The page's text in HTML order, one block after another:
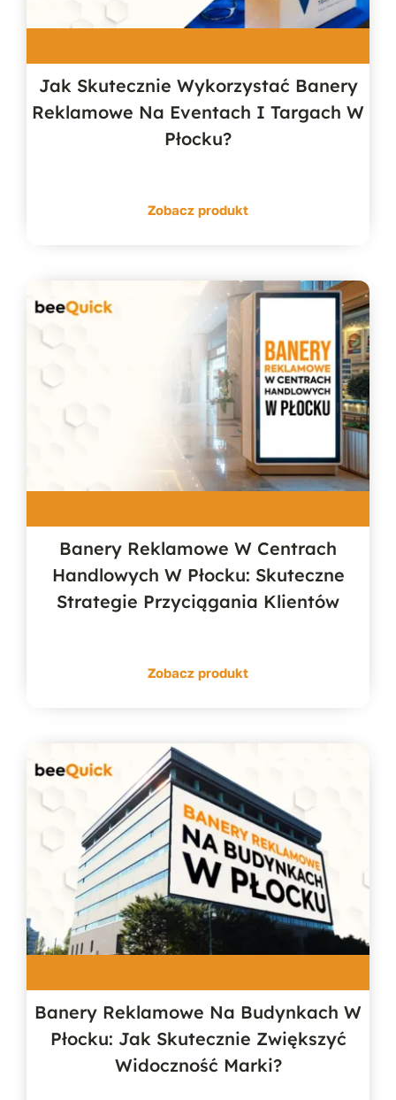
Jak Skutecznie Wykorzystać Banery
Reklamowe Na Eventach I Targach W
Płocku?
Zobacz produkt
Banery Reklamowe W Centrach
Handlowych W Płocku: Skuteczne
Strategie Przyciągania Klientów
Zobacz produkt
Banery Reklamowe Na Budynkach W
Płocku: Jak Skutecznie Zwiększyć
Widoczność Marki?